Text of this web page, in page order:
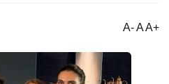
A- A A+